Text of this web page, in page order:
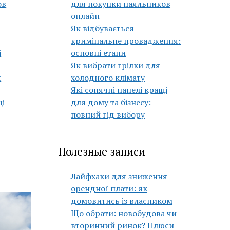
для покупки паяльников
онлайн
Як відбувається
кримінальне провадження:
основні етапи
Як вибрати грілки для
холодного клімату
Які сонячні панелі кращі
для дому та бізнесу:
повний гід вибору
Полезные записи
Лайфхаки для зниження
орендної плати: як
домовитись із власником
Що обрати: новобудова чи
вторинний ринок? Плюси